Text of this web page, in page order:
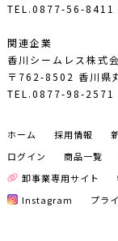
TEL.0877-56-8411
関連企業
香川シームレス株式
〒762-8502 香川県
TEL.0877-98-2571
ホーム 採用情報
ログイン
商品一覧
卸事業専用サイト
Instagram
プラ